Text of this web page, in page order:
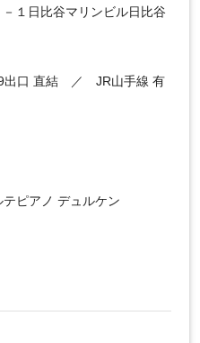
１日比谷マリンビル日比谷
9出口 直結 ／ JR山手線 有
テピアノ デュルケン